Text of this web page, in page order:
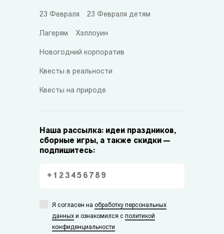
23 Февраля 23 Февраля детям
Лагерям Хэллоуин
Новогодний корпоратив
Квесты в реальности
Квесты на природе
Наша рассылка: идеи праздников,
сборные игры, а также скидки —
подпишитесь:
Я согласен на обработку персональных
данных и ознакомился с политикой
конфиденциальности